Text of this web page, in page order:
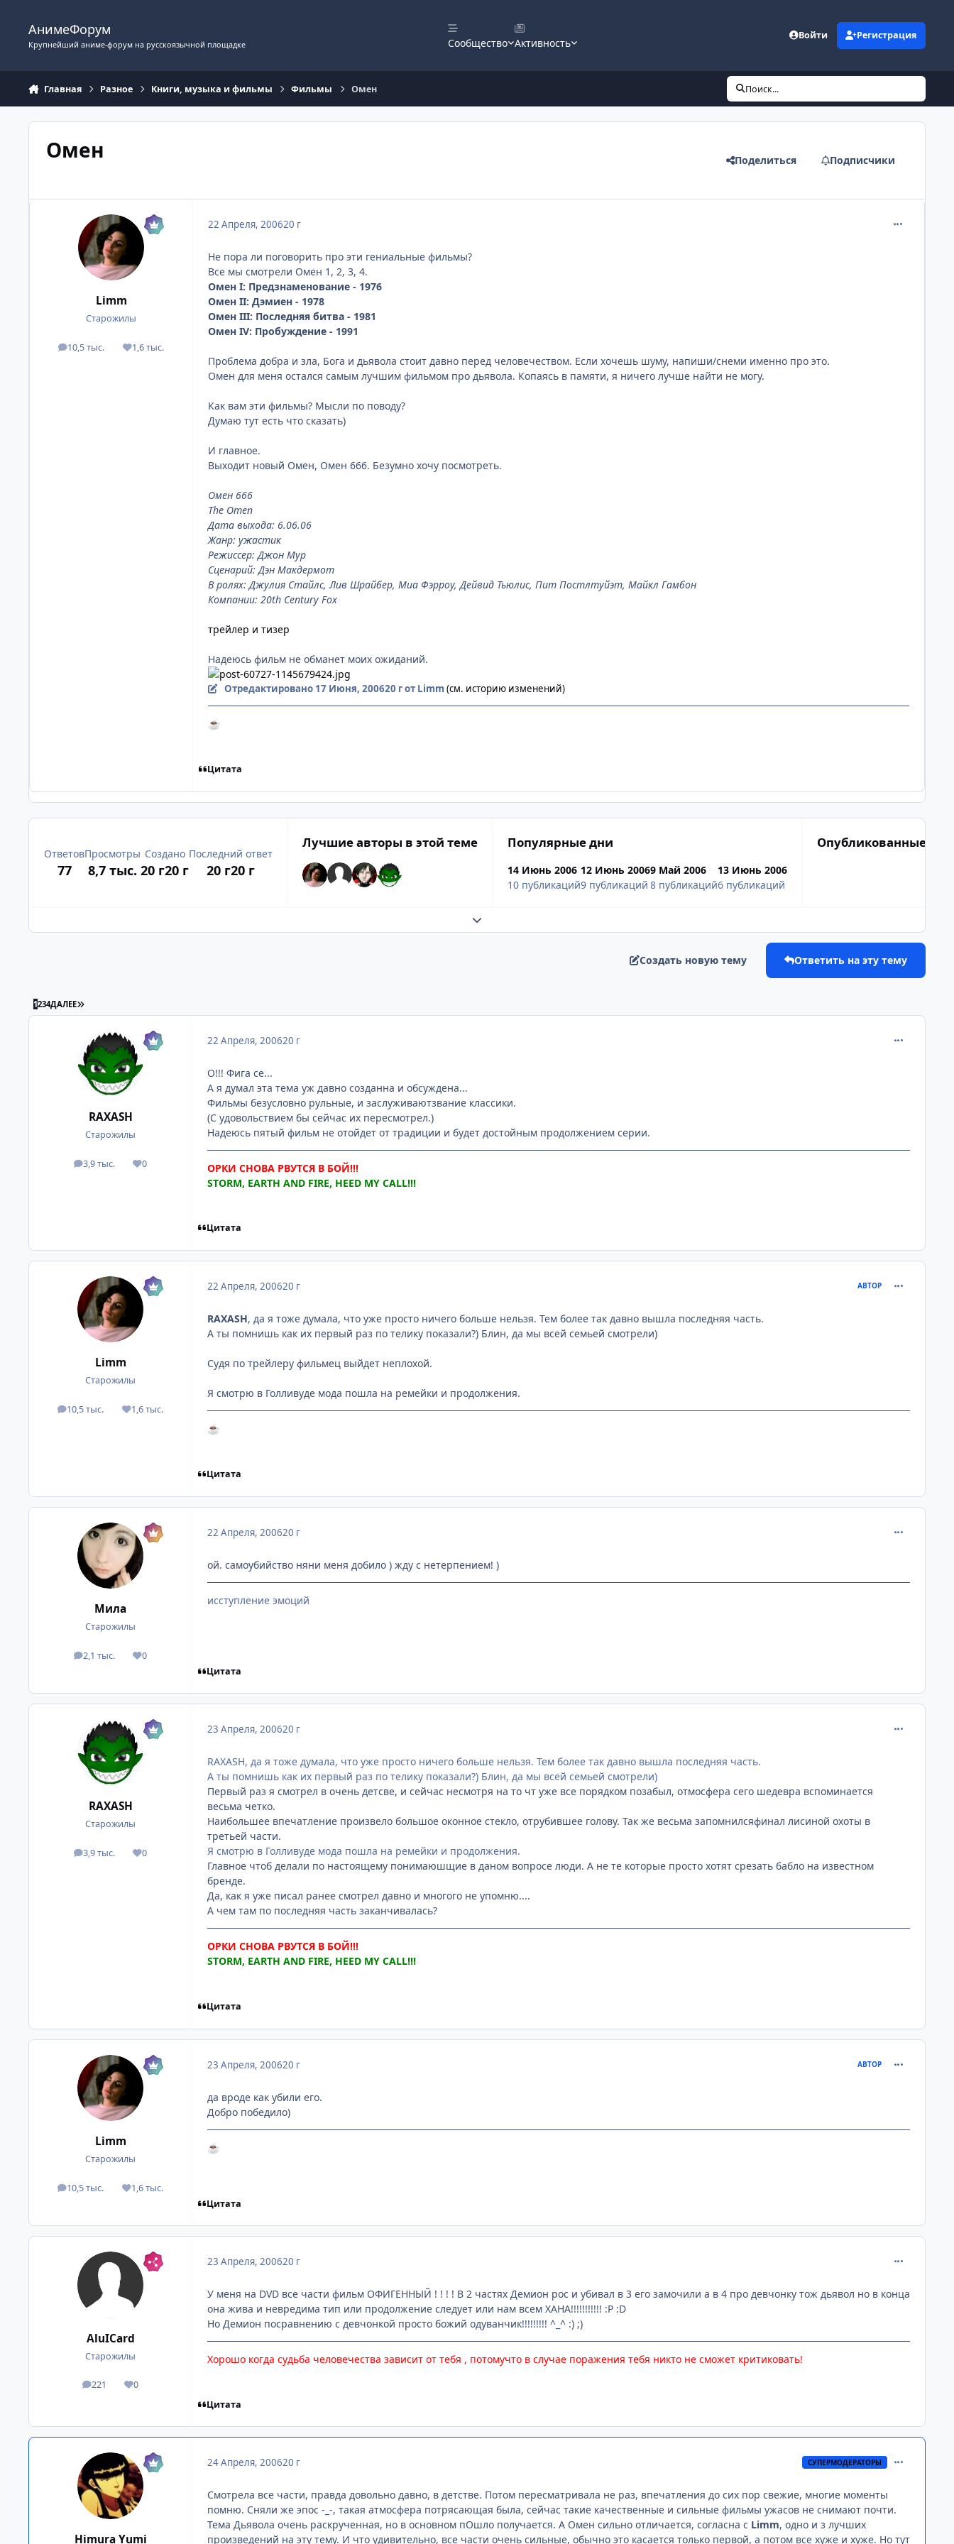
АнимеФорум
Крупнейший аниме-форум на русскоязычной площадке Сообщество Активность
Войти Регистрация
Главная Разное Книги, музыка и фильмы Фильмы Омен Поиск...
Омен Поделиться Подписчики
Limm
Старожилы
10,5 тыс.
посты 1,6 тыс.
Репутация
22 Апреля, 200620 г
Не пора ли поговорить про эти гениальные фильмы?
Все мы смотрели Омен 1, 2, 3, 4.
Омен I: Предзнаменование - 1976
Омен II: Дэмиен - 1978
Омен III: Последняя битва - 1981
Омен IV: Пробуждение - 1991
Проблема добра и зла, Бога и дьявола стоит давно перед человечеством. Если хочешь шуму, напиши/снеми именно про это.
Омен для меня остался самым лучшим фильмом про дьявола. Копаясь в памяти, я ничего лучше найти не могу.
Как вам эти фильмы? Мысли по поводу?
Думаю тут есть что сказать)
И главное.
Выходит новый Омен, Омен 666. Безумно хочу посмотреть.
Омен 666
The Omen
Дата выхода: 6.06.06
Жанр: ужастик
Режиссер: Джон Мур
Сценарий: Дэн Макдермот
В ролях: Джулия Стайлс, Лив Шрайбер, Миа Фэрроу, Дейвид Тьюлис, Пит Постлтуйэт, Майкл Гамбон
Компании: 20th Century Fox
трейлер и тизер
Надеюсь фильм не обманет моих ожиданий.
Отредактировано 17 Июня, 200620 гот Limm (см. историю изменений)
☕
Цитата
Ответов
77
Просмотры
8,7 тыс.
Создано
20 г20 г
Последний ответ
20 г20 г
Лучшие авторы в этой теме Популярные дни
14 Июнь 2006
10 публикаций
12 Июнь 2006
9 публикаций
9 Май 2006
8 публикаций
13 Июнь 2006
6 публикаций
Опубликованные
Развернуть обзор темы
Создать новую тему Ответить на эту тему
1234ДАЛЕЕ ПОСЛЕДНЯЯ СТРАНИЦА
RAXASH
Старожилы
3,9 тыс.
посты 0
Репутация
22 Апреля, 200620 г
О!!! Фига се...
А я думал эта тема уж давно созданна и обсуждена...
Фильмы безусловно рульные, и заслуживаютзвание классики.
(С удовольствием бы сейчас их пересмотрел.)
Надеюсь пятый фильм не отойдет от традиции и будет достойным продолжением серии.
ОРКИ СНОВА РВУТСЯ В БОЙ!!!
STORM, EARTH AND FIRE, HEED MY CALL!!!
Цитата
Limm
Старожилы
10,5 тыс.
посты 1,6 тыс.
Репутация
22 Апреля, 200620 г АВТОР
RAXASH, да я тоже думала, что уже просто ничего больше нельзя. Тем более так давно вышла последняя часть.
А ты помнишь как их первый раз по телику показали?) Блин, да мы всей семьей смотрели)
Судя по трейлеру фильмец выйдет неплохой.
Я смотрю в Голливуде мода пошла на ремейки и продолжения.
☕
Цитата
Мила
Старожилы
2,1 тыс.
посты 0
Репутация
22 Апреля, 200620 г
ой. самоубийство няни меня добило ) жду с нетерпением! )
исступление эмоций
Цитата
RAXASH
Старожилы
3,9 тыс.
посты 0
Репутация
23 Апреля, 200620 г
RAXASH, да я тоже думала, что уже просто ничего больше нельзя. Тем более так давно вышла последняя часть.
А ты помнишь как их первый раз по телику показали?) Блин, да мы всей семьей смотрели)
Первый раз я смотрел в очень детсве, и сейчас несмотря на то чт уже все порядком позабыл, отмосфера сего шедевра вспоминается
весьма четко.
Наибольшее впечатление произвело большое оконное стекло, отрубившее голову. Так же весьма запомнилсяфинал лисиной охоты в
третьей части.
Я смотрю в Голливуде мода пошла на ремейки и продолжения.
Главное чтоб делали по настоящему понимаюшщие в даном вопросе люди. А не те которые просто хотят срезать бабло на известном
бренде.
Да, как я уже писал ранее смотрел давно и многого не упомню....
А чем там по последняя часть заканчивалась?
ОРКИ СНОВА РВУТСЯ В БОЙ!!!
STORM, EARTH AND FIRE, HEED MY CALL!!!
Цитата
Limm
Старожилы
10,5 тыс.
посты 1,6 тыс.
Репутация
23 Апреля, 200620 г АВТОР
да вроде как убили его.
Добро победило)
☕
Цитата
AluICard
Старожилы
221
посты 0
Репутация
23 Апреля, 200620 г
У меня на DVD все части фильм ОФИГЕННЫЙ ! ! ! ! В 2 частях Демион рос и убивал в 3 его замочили а в 4 про девчонку тож дьявол но в конца
она жива и невредима тип или продолжение следует или нам всем ХАНА!!!!!!!!!!! :P :D
Но Демион посравнению с девчонкой просто божий одуванчик!!!!!!!!! ^_^ :) ;)
Хорошо когда судьба человечества зависит от тебя , потомучто в случае поражения тебя никто не сможет критиковать!
Цитата
Himura Yumi
24 Апреля, 200620 г СУПЕРМОДЕРАТОРЫ
Смотрела все части, правда довольно давно, в детстве. Потом пересматривала не раз, впечатления до сих пор свежие, многие моменты
помню. Сняли же эпос -_-, такая атмосфера потрясающая была, сейчас такие качественные и сильные фильмы ужасов не снимают почти.
Тема Дьявола очень раскрученная, но в основном пОшло получается. А Омен сильно отличается, согласна с Limm, одно и з лучших
произведений на эту тему. И что удивительно, все части очень сильные, обычно это касается только первой, а потом все хуже и хуже. Но тут